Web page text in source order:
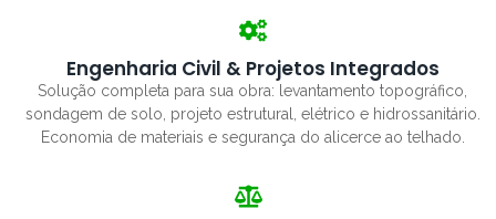
Engenharia Civil & Projetos Integrados
Solução completa para sua obra: levantamento topográfico,
sondagem de solo, projeto estrutural, elétrico e hidrossanitário.
Economia de materiais e segurança do alicerce ao telhado.